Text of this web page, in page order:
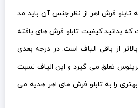
تابلو فرش اهر از نظر جنس آن باید مد
که بدانید کیفیت تابلو فرش های بافته
از باقی الیاف است. در درجه بعدی
تعلق می گیرد و این الیاف نسبت
را به تابلو فرش های اهر هدیه می